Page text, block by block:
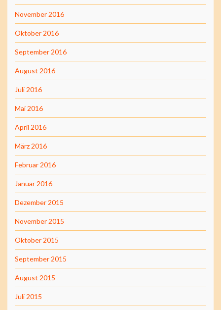
November 2016
Oktober 2016
September 2016
August 2016
Juli 2016
Mai 2016
April 2016
März 2016
Februar 2016
Januar 2016
Dezember 2015
November 2015
Oktober 2015
September 2015
August 2015
Juli 2015